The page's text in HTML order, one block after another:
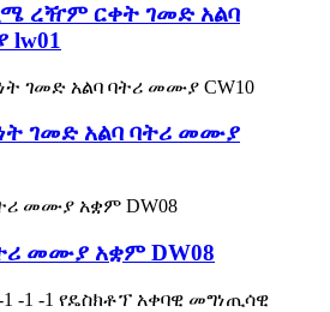
ረዥም ርቀት ገመድ አልባ
ገመድ አልባ ባትሪ መሙያ
መሙያ አቋም DW08